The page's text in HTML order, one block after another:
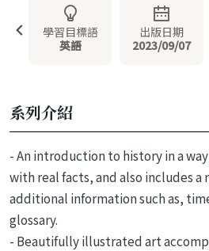
學習目標語
英語
出版日期
2023/09/07
系列介紹
- An introduction to history in a
with real facts, and also includes
additional information such as,
glossary.
- Beautifully illustrated art